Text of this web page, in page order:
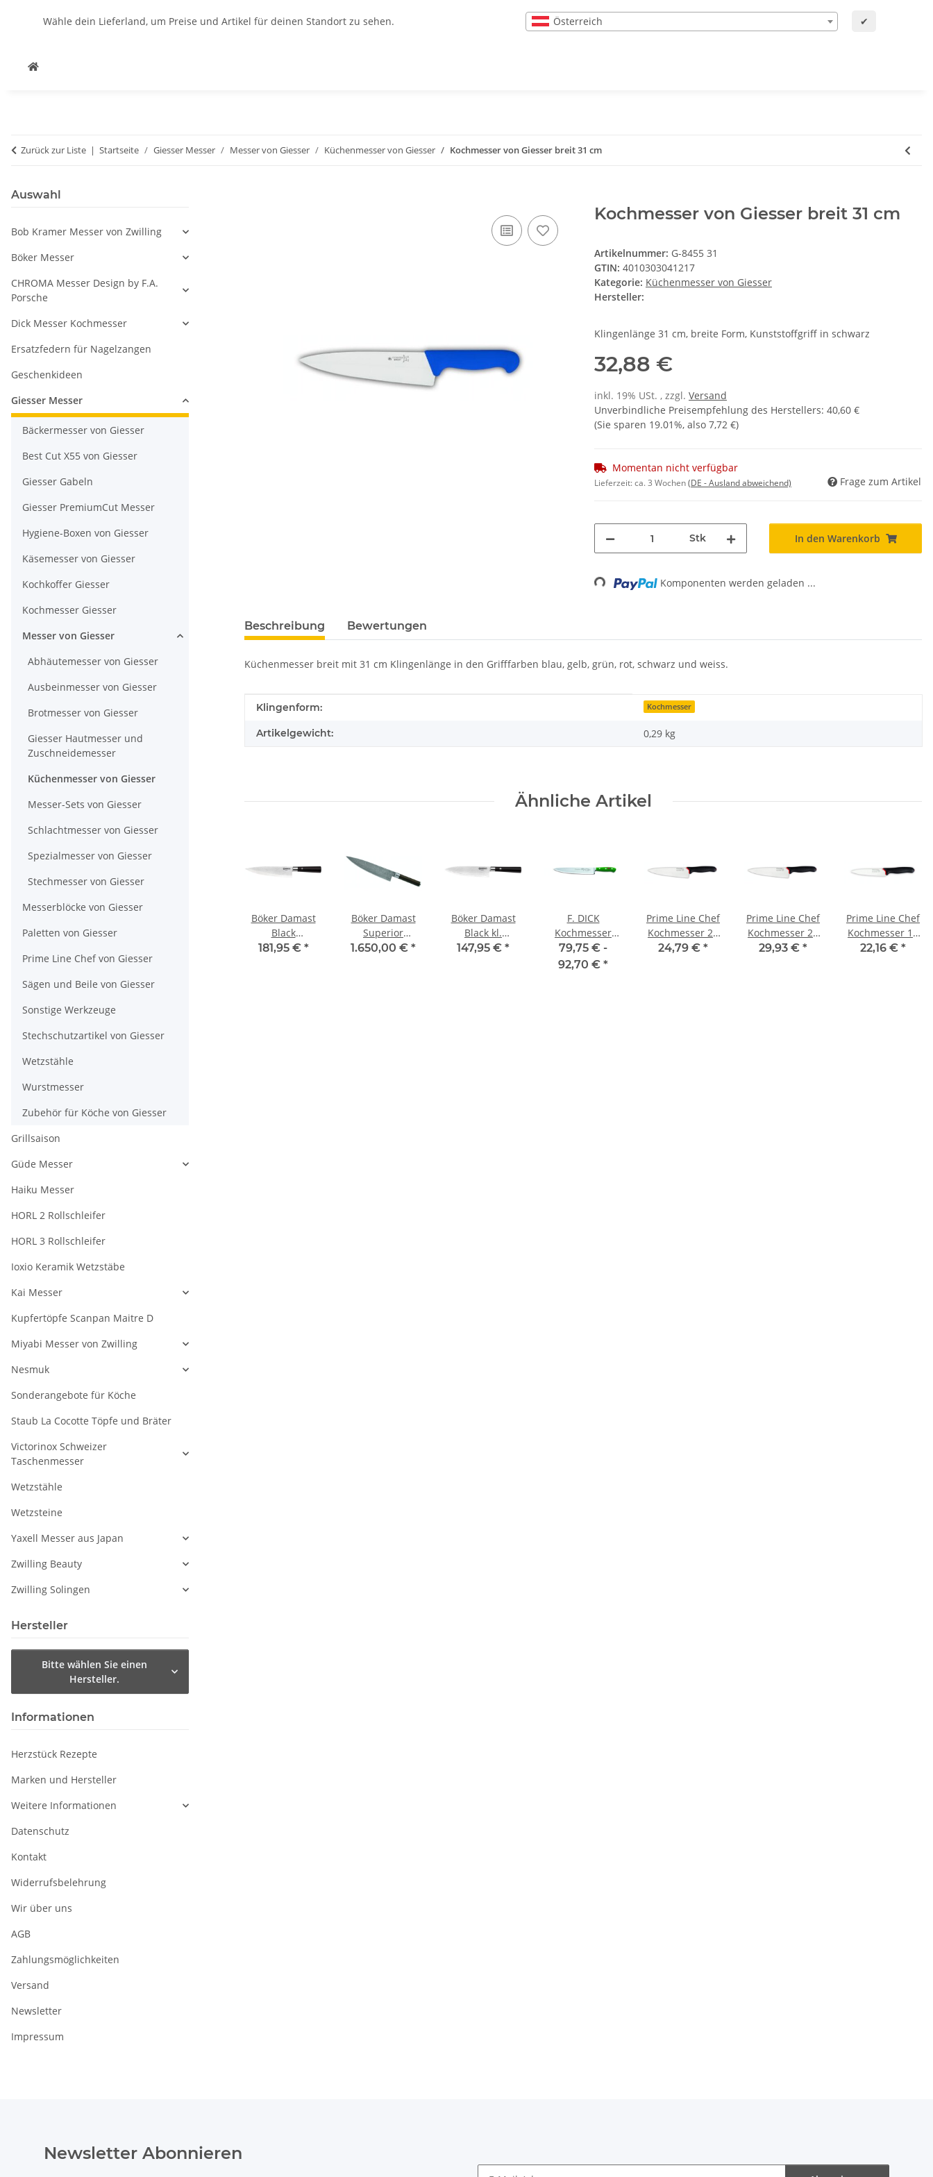
Wähle dein Lieferland, um Preise und Artikel für deinen Standort zu sehen. Österreich ✔
Zurück zur Liste Startseite Giesser Messer Messer von Giesser Küchenmesser von Giesser Kochmesser von Giesser breit 31 cm
Kochmesser von Giesser breit 31 cm
Artikelnummer: G-8455 31
GTIN: 4010303041217
Kategorie: Küchenmesser von Giesser
Hersteller:
Klingenlänge 31 cm, breite Form, Kunststoffgriff in schwarz
32,88 €
inkl. 19% USt. , zzgl. Versand
Unverbindliche Preisempfehlung des Herstellers: 40,60 €
(Sie sparen 19.01%, also 7,72 €)
Momentan nicht verfügbar
Lieferzeit:ca. 3 Wochen(DE - Ausland abweichend) Frage zum Artikel
Stk In den Warenkorb
Loading... Komponenten werden geladen ...
Beschreibung Bewertungen
Küchenmesser breit mit 31 cm Klingenlänge in den Grifffarben blau, gelb, grün, rot, schwarz und weiss.
Produkteigenschaft
Wert
Klingenform: Kochmesser
Artikelgewicht: 0,29 kg
Ähnliche Artikel
Wellenschliff
Böker Damast
Black
Kochmesser
181,95 € *
Böker Damast
Superior
Kochmesser mit
1.650,00 € *
Böker Damast
Black kl.
Kochmesser
147,95 € *
F. DICK
Kochmesser
Premier Plus,
grün, 26 cm
79,75 € -
92,70 € *
Prime Line Chef
Kochmesser 20
cm
24,79 € *
Prime Line Chef
Kochmesser 23
cm
29,93 € *
Prime Line Chef
Kochmesser 18
cm schmal
22,16 € *
Auswahl
Bob Kramer Messer von Zwilling
Böker Messer
CHROMA Messer Design by F.A.
Porsche
Dick Messer Kochmesser
Ersatzfedern für Nagelzangen
Geschenkideen
Giesser Messer
Bäckermesser von Giesser
Best Cut X55 von Giesser
Giesser Gabeln
Giesser PremiumCut Messer
Hygiene-Boxen von Giesser
Käsemesser von Giesser
Kochkoffer Giesser
Kochmesser Giesser
Messer von Giesser
Abhäutemesser von Giesser
Ausbeinmesser von Giesser
Brotmesser von Giesser
Giesser Hautmesser und
Zuschneidemesser
Küchenmesser von Giesser
Messer-Sets von Giesser
Schlachtmesser von Giesser
Spezialmesser von Giesser
Stechmesser von Giesser
Messerblöcke von Giesser
Paletten von Giesser
Prime Line Chef von Giesser
Sägen und Beile von Giesser
Sonstige Werkzeuge
Stechschutzartikel von Giesser
Wetzstähle
Wurstmesser
Zubehör für Köche von Giesser
Grillsaison
Güde Messer
Haiku Messer
HORL 2 Rollschleifer
HORL 3 Rollschleifer
Ioxio Keramik Wetzstäbe
Kai Messer
Kupfertöpfe Scanpan Maitre D
Miyabi Messer von Zwilling
Nesmuk
Sonderangebote für Köche
Staub La Cocotte Töpfe und Bräter
Victorinox Schweizer
Taschenmesser
Wetzstähle
Wetzsteine
Yaxell Messer aus Japan
Zwilling Beauty
Zwilling Solingen
Hersteller
Bitte wählen Sie einen
Hersteller.
Informationen
Herzstück Rezepte
Marken und Hersteller
Weitere Informationen
Datenschutz
Kontakt
Widerrufsbelehrung
Wir über uns
AGB
Zahlungsmöglichkeiten
Versand
Newsletter
Impressum
Newsletter Abonnieren